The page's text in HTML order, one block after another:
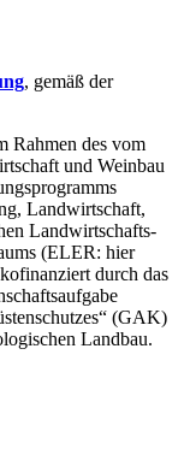
, gemäß der
Rahmen des vom
und Weinbau
Landwirt­schaft,
Land­wirtschafts­
(ELER: hier
durch das
(GAK)
Landbau.